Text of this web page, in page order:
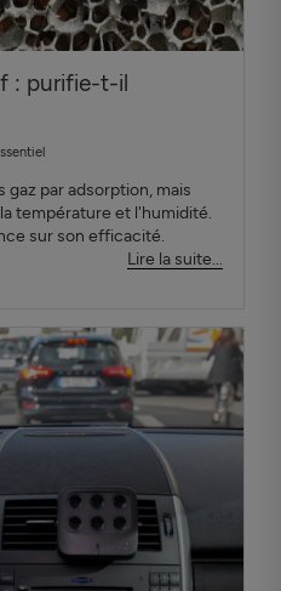
: purifie-t-il
gaz par adsorption, mais
température et l'humidité.
sur son efficacité.
Lire la suite...